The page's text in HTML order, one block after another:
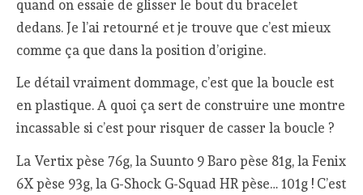
quand on essaie de glisser le bout du bracelet
dedans. Je l’ai retourné et je trouve que c’est mieux
comme ça que dans la position d’origine.
Le détail vraiment dommage, c’est que la boucle est
en plastique. A quoi ça sert de construire une montre
incassable si c’est pour risquer de casser la boucle ?
La Vertix pèse 76g, la Suunto 9 Baro pèse 81g, la Fenix
6X pèse 93g, la G-Shock G-Squad HR pèse… 101g ! C’est